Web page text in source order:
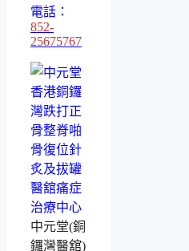
電話：
852-
25675767
中元堂(銅
鑼灣醫舘)